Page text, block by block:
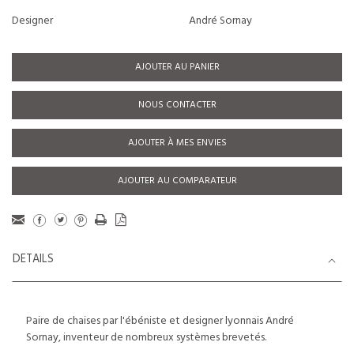
Designer
André Sornay
AJOUTER AU PANIER
NOUS CONTACTER
AJOUTER À MES ENVIES
AJOUTER AU COMPARATEUR
DETAILS
Paire de chaises par l'ébéniste et designer lyonnais André
Sornay, inventeur de nombreux systèmes brevetés.